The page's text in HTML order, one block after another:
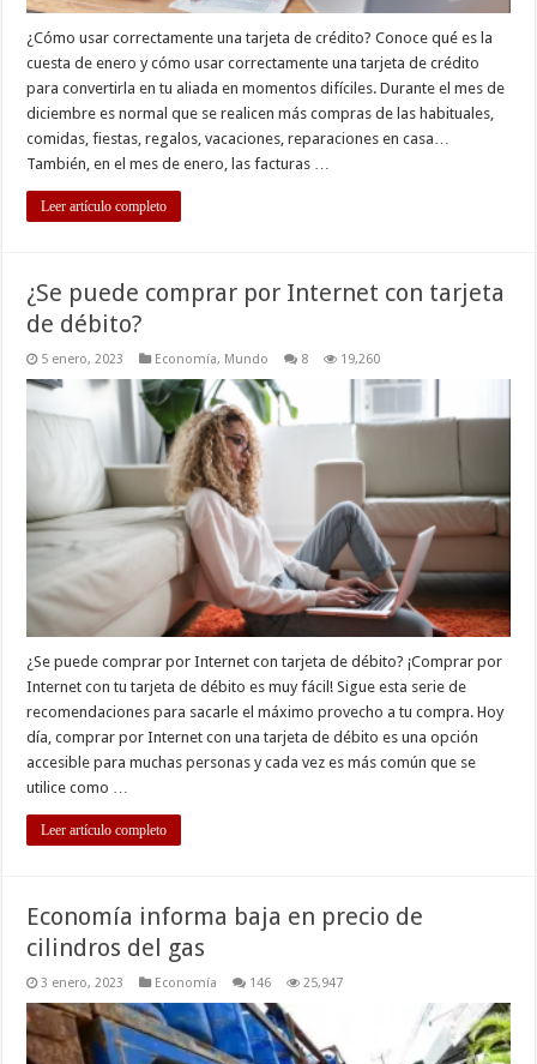
¿Cómo usar correctamente una tarjeta de crédito? Conoce qué es la
cuesta de enero y cómo usar correctamente una tarjeta de crédito
para convertirla en tu aliada en momentos difíciles. Durante el mes de
diciembre es normal que se realicen más compras de las habituales,
comidas, fiestas, regalos, vacaciones, reparaciones en casa…
También, en el mes de enero, las facturas …
Leer artículo completo
¿Se puede comprar por Internet con tarjeta
de débito?
5 enero, 2023 Economía, Mundo 8 19,260
¿Se puede comprar por Internet con tarjeta de débito? ¡Comprar por
Internet con tu tarjeta de débito es muy fácil! Sigue esta serie de
recomendaciones para sacarle el máximo provecho a tu compra. Hoy
día, comprar por Internet con una tarjeta de débito es una opción
accesible para muchas personas y cada vez es más común que se
utilice como …
Leer artículo completo
Economía informa baja en precio de
cilindros del gas
3 enero, 2023 Economía 146 25,947